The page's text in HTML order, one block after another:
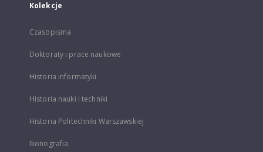
Kolekcje
Czasopisma
Doktoraty i prace naukowe
Historia informatyki
Historia nauki i techniki
Historia Politechniki Warszawskiej
Ikonografia